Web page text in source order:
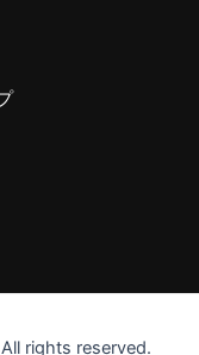
rights reserved.